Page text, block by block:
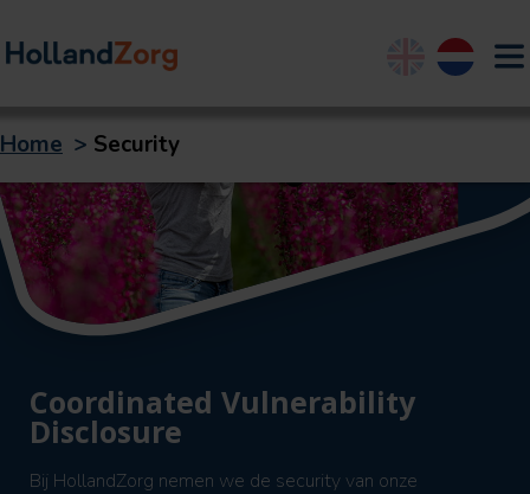
EnglishNederlands
Home > Security
Coordinated Vulnerability
Disclosure
Bij HollandZorg nemen we de security van onze